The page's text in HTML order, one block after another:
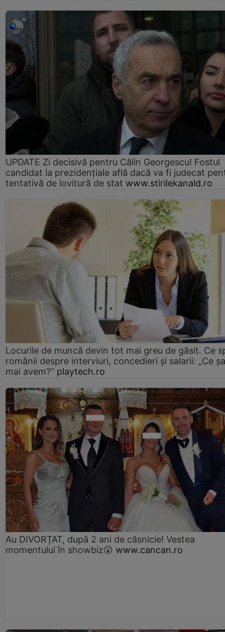
UPDATE Zi decisivă pentru Călin Georgescu! Fostul
candidat la prezidențiale află dacă va fi judecat
tentativă de lovitură de stat www.stirilekanald.ro
Locurile de muncă devin tot mai greu de găsit. Ce
românii despre interviuri, concedieri și salarii: „Ce
mai avem?” playtech.ro
Au DIVORȚAT, după 2 ani de căsnicie! Vestea
momentului în showbiz😮 www.cancan.ro